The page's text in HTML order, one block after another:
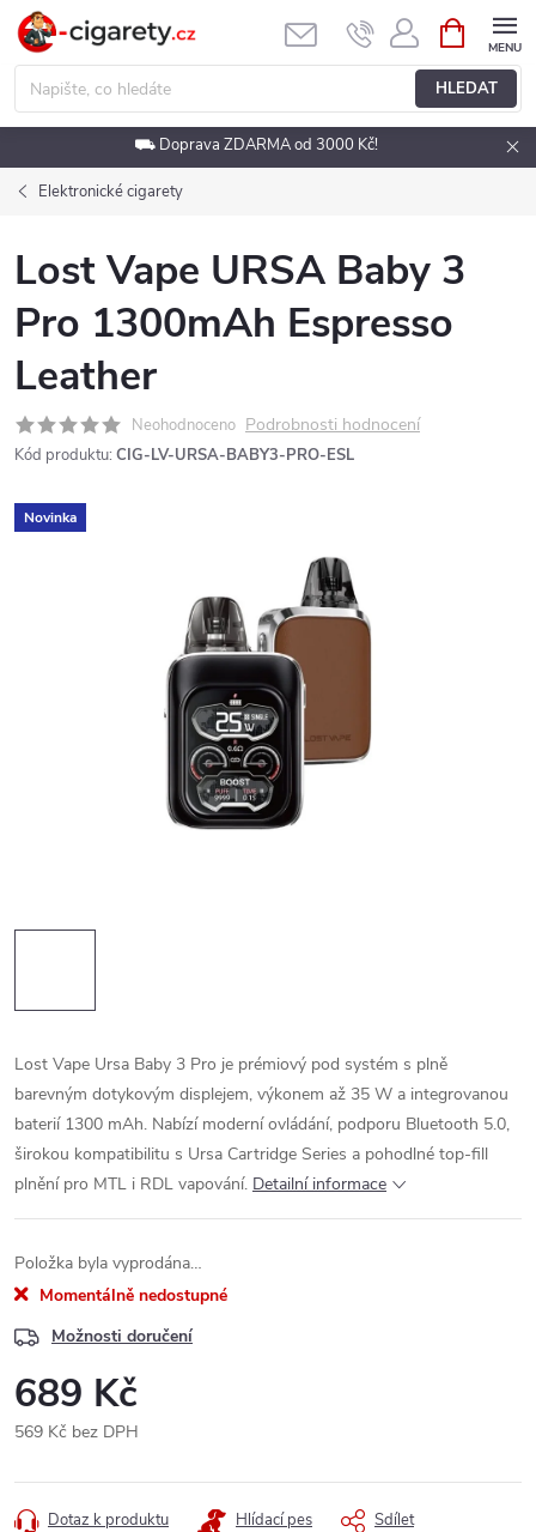
Přejít
obsah
HLEDAT
NÁKUPNÍ
KOŠÍK
⛟ Doprava ZDARMA od 3000 Kč!
Elektronické cigarety
Lost Vape URSA Baby 3
Pro 1300mAh Espresso
Leather
Neohodnoceno Podrobnosti hodnocení
Kód produktu: CIG-LV-URSA-BABY3-PRO-ESL
Novinka
Lost Vape Ursa Baby 3 Pro je prémiový pod systém s plně
barevným dotykovým displejem, výkonem až 35 W a integrovanou
baterií 1300 mAh. Nabízí moderní ovládání, podporu Bluetooth 5.0,
širokou kompatibilitu s Ursa Cartridge Series a pohodlné top-fill
plnění pro MTL i RDL vapování. Detailní informace
Položka byla vyprodána…
Momentálně nedostupné
Možnosti doručení
689 Kč
569 Kč bez DPH
cena:
Dotaz k produktu Hlídací pes Sdílet